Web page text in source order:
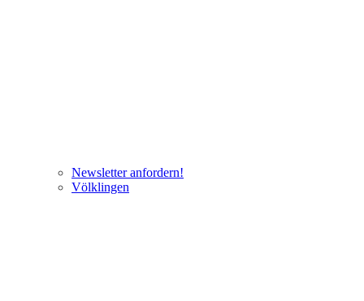
Newsletter anfordern!
Völklingen